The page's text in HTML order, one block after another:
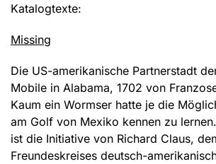
Katalogtexte:
Missing
Die US-amerikanische Partnerstadt
Mobile in Alabama, 1702 von
Kaum ein Wormser hatte je die
am Golf von Mexiko kennen zu
ist die Initiative von Richard Claus,
Freundeskreises deutsch-